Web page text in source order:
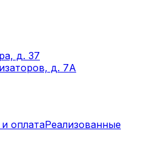
д. 37
д. 7А
оплатаРеализованные